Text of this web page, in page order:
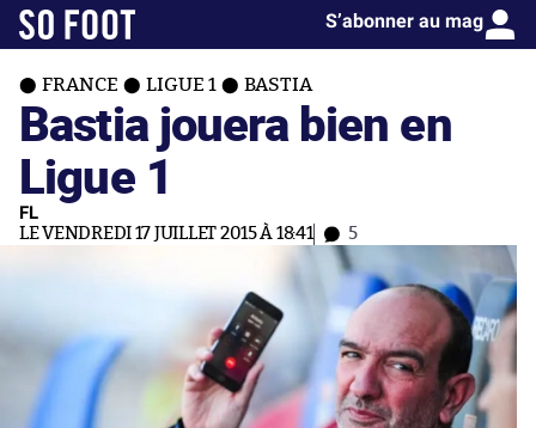
S’abonner au mag
FRANCE LIGUE 1 BASTIA
Bastia jouera bien en
Ligue 1
FL
LE VENDREDI 17 JUILLET 2015 À 18:41 5